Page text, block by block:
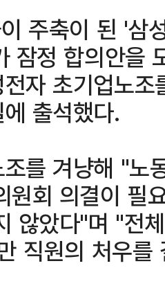
주축이 된 '삼
잠정 합의안을
자 초기업노
출석했다.
를 겨냥해 "노
원회 의결이 필
않았다"며 "전
직원의 처우를